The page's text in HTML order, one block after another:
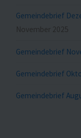
Gemeindebrief
November 2025
Gemeindebrief
Gemeindebrief
Gemeindebrief